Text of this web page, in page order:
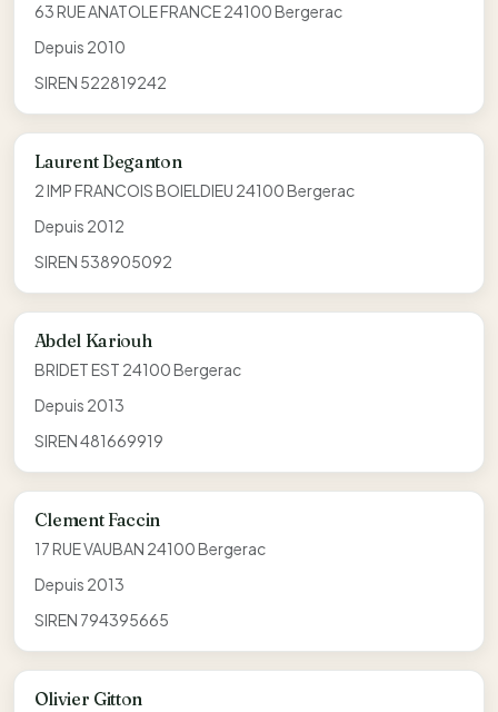
63 RUE ANATOLE FRANCE 24100 Bergerac
Depuis 2010
SIREN 522819242
Laurent Beganton
2 IMP FRANCOIS BOIELDIEU 24100 Bergerac
Depuis 2012
SIREN 538905092
Abdel Kariouh
BRIDET EST 24100 Bergerac
Depuis 2013
SIREN 481669919
Clement Faccin
17 RUE VAUBAN 24100 Bergerac
Depuis 2013
SIREN 794395665
Olivier Gitton